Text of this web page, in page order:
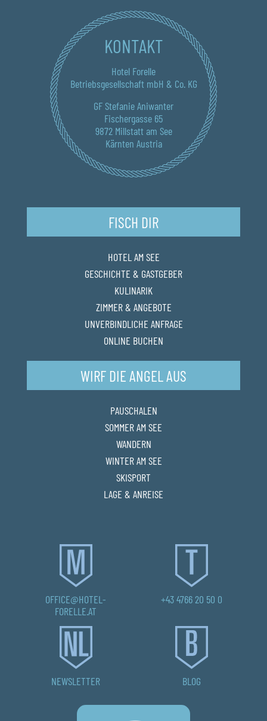
KONTAKT
Hotel Forelle
Betriebsgesellschaft mbH & Co. KG
GF Stefanie Aniwanter
Fischergasse 65
9872 Millstatt am See
Kärnten Austria
FISCH DIR
HOTEL AM SEE
GESCHICHTE & GASTGEBER
KULINARIK
ZIMMER & ANGEBOTE
UNVERBINDLICHE ANFRAGE
ONLINE BUCHEN
WIRF DIE ANGEL AUS
PAUSCHALEN
SOMMER AM SEE
WANDERN
WINTER AM SEE
SKISPORT
LAGE & ANREISE
OFFICE@HOTEL-
FORELLE.AT
+43 4766 20 50 0
NEWSLETTER BLOG